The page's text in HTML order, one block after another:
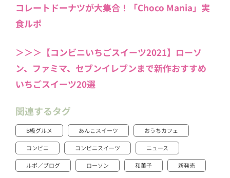
コレートドーナツが大集合！「Choco Mania」実
食ルポ
＞＞＞【コンビニいちごスイーツ2021】ローソ
ン、ファミマ、セブンイレブンまで新作おすすめ
いちごスイーツ20選
関連するタグ
B級グルメ あんこスイーツ おうちカフェ
コンビニ コンビニスイーツ ニュース
ルポ／ブログ ローソン 和菓子 新発売